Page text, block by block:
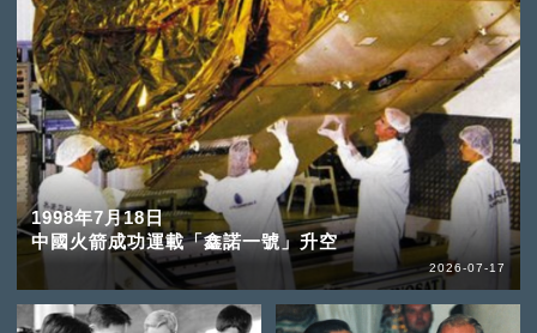
1998年7月18日
中國火箭成功運載「鑫諾一號」升空
2026-07-17